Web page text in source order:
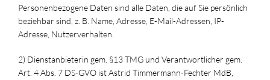
Personenbezogene Daten sind alle Daten, die auf Sie persönlich
beziehbar sind, z. B. Name, Adresse, E-Mail-Adressen, IP-
Adresse, Nutzerverhalten.
2) Dienstanbieterin gem. §13 TMG und Verantwortlicher gem.
Art. 4 Abs. 7 DS-GVO ist Astrid Timmermann-Fechter MdB,